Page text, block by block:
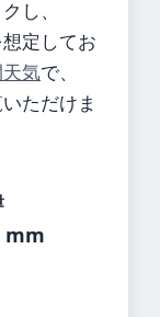
し、
定してお
気で、
ただけま
mm